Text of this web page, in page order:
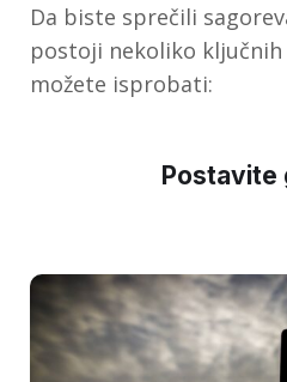
Da biste sprečili
postoji nekoliko
možete isprobati:
Postavite